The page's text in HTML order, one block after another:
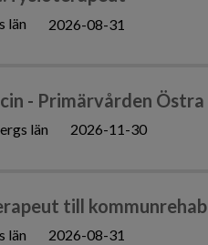
län 2026-08-31
- Primärvården Östra
län 2026-11-30
till kommunrehab
län 2026-08-31